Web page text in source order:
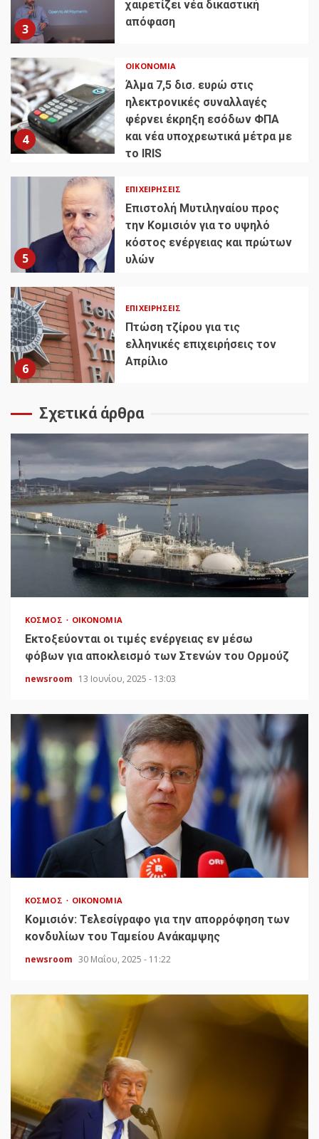
3
χαιρετίζει νέα δικαστική
απόφαση
4
ΟΙΚΟΝΟΜΊΑ
Άλμα 7,5 δισ. ευρώ στις
ηλεκτρονικές συναλλαγές
φέρνει έκρηξη εσόδων ΦΠΑ
και νέα υποχρεωτικά μέτρα με
το IRIS
5
ΕΠΙΧΕΙΡΉΣΕΙΣ
Επιστολή Μυτιληναίου προς
την Κομισιόν για το υψηλό
κόστος ενέργειας και πρώτων
υλών
6
ΕΠΙΧΕΙΡΉΣΕΙΣ
Πτώση τζίρου για τις
ελληνικές επιχειρήσεις τον
Απρίλιο
Σχετικά άρθρα
ΚΌΣΜΟΣ ΟΙΚΟΝΟΜΊΑ
Εκτοξεύονται οι τιμές ενέργειας εν μέσω
φόβων για αποκλεισμό των Στενών του Ορμούζ
newsroom 13 Ιουνίου, 2025 - 13:03
ΚΌΣΜΟΣ ΟΙΚΟΝΟΜΊΑ
Κομισιόν: Τελεσίγραφο για την απορρόφηση των
κονδυλίων του Ταμείου Ανάκαμψης
newsroom 30 Μαΐου, 2025 - 11:22